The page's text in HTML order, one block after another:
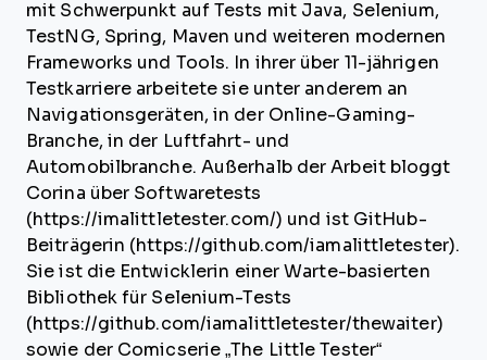
mit Schwerpunkt auf Tests mit Java, Selenium,
TestNG, Spring, Maven und weiteren modernen
Frameworks und Tools. In ihrer über 11-jährigen
Testkarriere arbeitete sie unter anderem an
Navigationsgeräten, in der Online-Gaming-
Branche, in der Luftfahrt- und
Automobilbranche. Außerhalb der Arbeit bloggt
Corina über Softwaretests
(https://imalittletester.com/) und ist GitHub-
Beiträgerin (https://github.com/iamalittletester).
Sie ist die Entwicklerin einer Warte-basierten
Bibliothek für Selenium-Tests
(https://github.com/iamalittletester/thewaiter)
sowie der Comicserie „The Little Tester“